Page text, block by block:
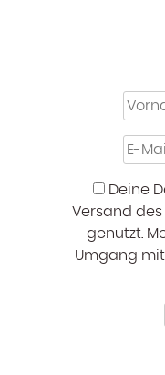
Deine
Versand
genutzt.
Umgang